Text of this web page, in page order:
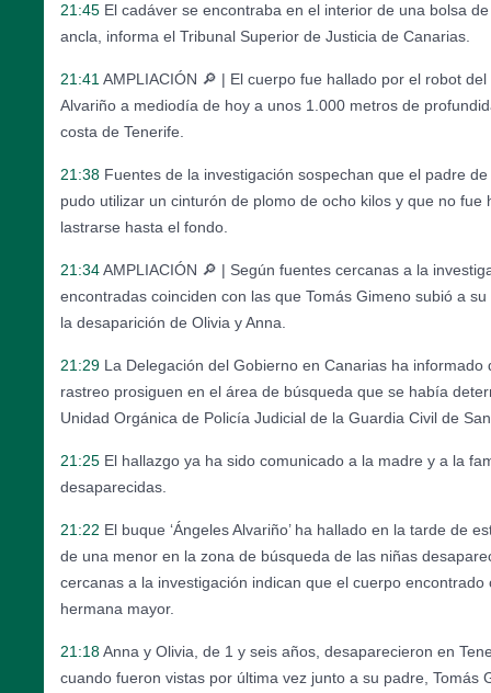
21:45 El cadáver se encontraba en el interior de una bolsa
ancla, informa el Tribunal Superior de Justicia de Canarias.
21:41 AMPLIACIÓN 🔎 | El cuerpo fue hallado por el robot
Alvariño a mediodía de hoy a unos 1.000 metros de
costa de Tenerife.
21:38 Fuentes de la investigación sospechan que el padre
pudo utilizar un cinturón de plomo de ocho kilos y que no fue
lastrarse hasta el fondo.
21:34AMPLIACIÓN 🔎 | Según fuentes cercanas a la
encontradas coinciden con las que Tomás Gimeno subió a su
la desaparición de Olivia y Anna.
21:29 La Delegación del Gobierno en Canarias ha informado
rastreo prosiguen en el área de búsqueda que se había
Unidad Orgánica de Policía Judicial de la Guardia Civil de
21:25 El hallazgo ya ha sido comunicado a la madre y a la
desaparecidas.
21:22 El buque ‘Ángeles Alvariño’ ha hallado en la tarde de
de una menor en la zona de búsqueda de las niñas
cercanas a la investigación indican que el cuerpo
hermana mayor.
21:18Anna y Olivia, de 1 y seis años, desaparecieron en
cuando fueron vistas por última vez junto a su padre, Tomás